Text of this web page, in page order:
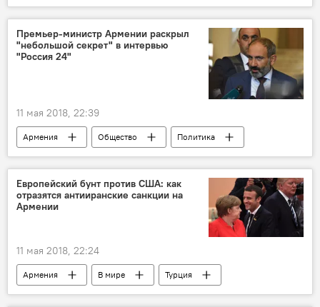
Иран
Дональд Трамп
решение
позиции
Голос
Премьер-министр Армении раскрыл
"небольшой секрет" в интервью
"Россия 24"
11 мая 2018, 22:39
Армения Общество
Политика
День Победы
Пашинян Никол
премьер-министр
Европейский бунт против США: как
отразятся антииранские санкции на
Армении
11 мая 2018, 22:24
Армения В мире
Турция
Европа
США
Сирия